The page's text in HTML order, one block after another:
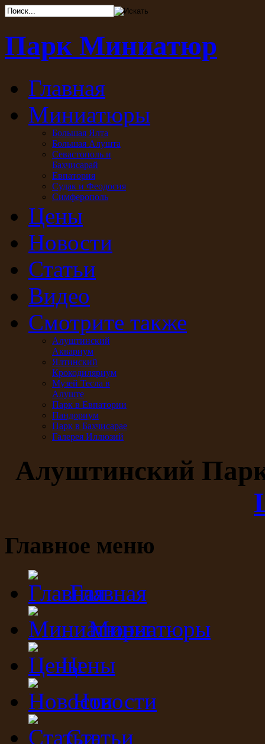
Парк Миниатюр
Главная
Миниатюры
Большая Ялта
Большая Алушта
Севастополь и
Бахчисарай
Евпатория
Судак и Феодосия
Симферополь
Цены
Новости
Статьи
Видео
Смотрите также
Алуштинский
Аквариум
Ялтинский
Крокодиляриум
Музей Тесла в
Алуште
Парк в Евпатории
Пандориум
Парк в Бахчисарае
Галерея Иллюзий
Алуштинский
Главное меню
Главная
Миниатюры
Цены
Новости
Статьи